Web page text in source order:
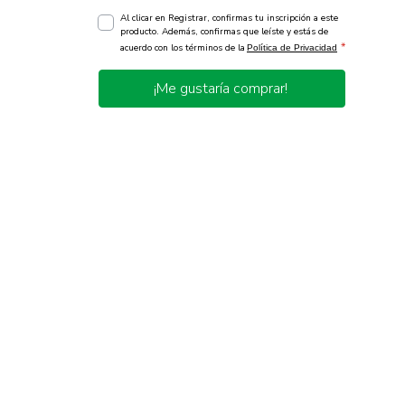
Al clicar en Registrar, confirmas tu inscripción a este
producto. Además, confirmas que leíste y estás de
acuerdo con los términos de la Política de Privacidad *
¡Me gustaría comprar!